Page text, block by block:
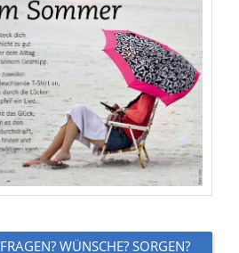
FRAGEN? WÜNSCHE? SORGEN?